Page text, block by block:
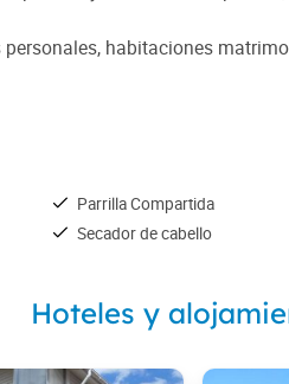
habitaciones
Parrilla Compartida
Secador de cabello
Hoteles y